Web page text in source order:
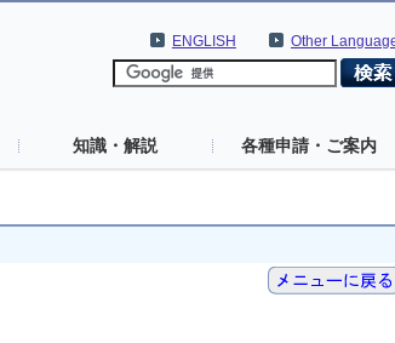
Other
ENGLISH
知識・解説 各種申請・ご案内